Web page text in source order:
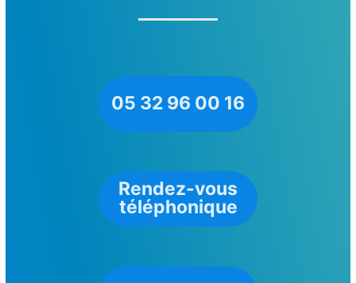
05 32 96 00 16
Rendez-vous
téléphonique